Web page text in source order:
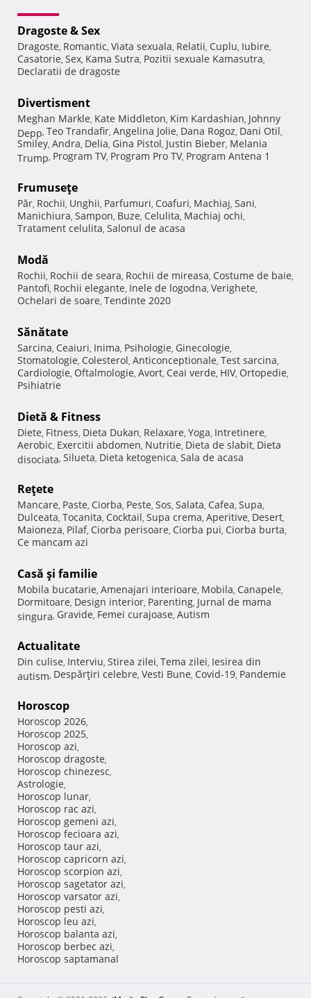
Dragoste & Sex
Dragoste, Romantic, Viata sexuala, Relatii, Cuplu, Iubire,
Casatorie, Sex, Kama Sutra, Pozitii sexuale Kamasutra,
Declaratii de dragoste
Divertisment
Meghan Markle, Kate Middleton, Kim Kardashian, Johnny
Depp, Teo Trandafir, Angelina Jolie, Dana Rogoz, Dani Otil,
Smiley, Andra, Delia, Gina Pistol, Justin Bieber, Melania
Trump, Program TV, Program Pro TV, Program Antena 1
Frumuseţe
Păr, Rochii, Unghii, Parfumuri, Coafuri, Machiaj, Sani,
Manichiura, Sampon, Buze, Celulita, Machiaj ochi,
Tratament celulita, Salonul de acasa
Modă
Rochii, Rochii de seara, Rochii de mireasa, Costume de baie,
Pantofi, Rochii elegante, Inele de logodna, Verighete,
Ochelari de soare, Tendinte 2020
Sănătate
Sarcina, Ceaiuri, Inima, Psihologie, Ginecologie,
Stomatologie, Colesterol, Anticonceptionale, Test sarcina,
Cardiologie, Oftalmologie, Avort, Ceai verde, HIV, Ortopedie,
Psihiatrie
Dietă & Fitness
Diete, Fitness, Dieta Dukan, Relaxare, Yoga, Intretinere,
Aerobic, Exercitii abdomen, Nutritie, Dieta de slabit, Dieta
disociata, Silueta, Dieta ketogenica, Sala de acasa
Reţete
Mancare, Paste, Ciorba, Peste, Sos, Salata, Cafea, Supa,
Dulceata, Tocanita, Cocktail, Supa crema, Aperitive, Desert,
Maioneza, Pilaf, Ciorba perisoare, Ciorba pui, Ciorba burta,
Ce mancam azi
Casă şi familie
Mobila bucatarie, Amenajari interioare, Mobila, Canapele,
Dormitoare, Design interior, Parenting, Jurnal de mama
singura, Gravide, Femei curajoase, Autism
Actualitate
Din culise, Interviu, Stirea zilei, Tema zilei, Iesirea din
autism, Despărţiri celebre, Vesti Bune, Covid-19, Pandemie
Horoscop
Horoscop 2026,
Horoscop 2025,
Horoscop azi,
Horoscop dragoste,
Horoscop chinezesc,
Astrologie,
Horoscop lunar,
Horoscop rac azi,
Horoscop gemeni azi,
Horoscop fecioara azi,
Horoscop taur azi,
Horoscop capricorn azi,
Horoscop scorpion azi,
Horoscop sagetator azi,
Horoscop varsator azi,
Horoscop pesti azi,
Horoscop leu azi,
Horoscop balanta azi,
Horoscop berbec azi,
Horoscop saptamanal